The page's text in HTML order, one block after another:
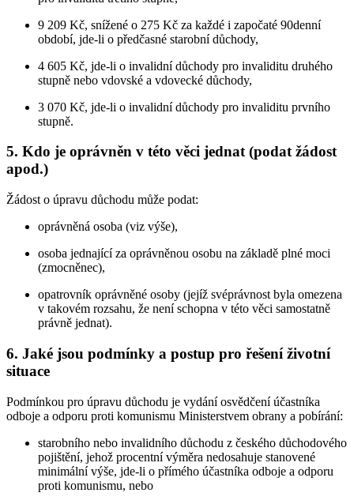
9 209 Kč, snížené o 275 Kč za každé i započaté 90denní
období, jde-li o předčasné starobní důchody,
4 605 Kč, jde-li o invalidní důchody pro invaliditu druhého
stupně nebo vdovské a vdovecké důchody,
3 070 Kč, jde-li o invalidní důchody pro invaliditu prvního
stupně.
5. Kdo je oprávněn v této věci jednat (podat žádost
apod.)
Žádost o úpravu důchodu může podat:
oprávněná osoba (viz výše),
osoba jednající za oprávněnou osobu na základě plné moci
(zmocněnec),
opatrovník oprávněné osoby (jejíž svéprávnost byla omezena
v takovém rozsahu, že není schopna v této věci samostatně
právně jednat).
6. Jaké jsou podmínky a postup pro řešení životní
situace
Podmínkou pro úpravu důchodu je vydání osvědčení účastníka
odboje a odporu proti komunismu Ministerstvem obrany a pobírání:
starobního nebo invalidního důchodu z českého důchodového
pojištění, jehož procentní výměra nedosahuje stanovené
minimální výše, jde-li o přímého účastníka odboje a odporu
proti komunismu, nebo